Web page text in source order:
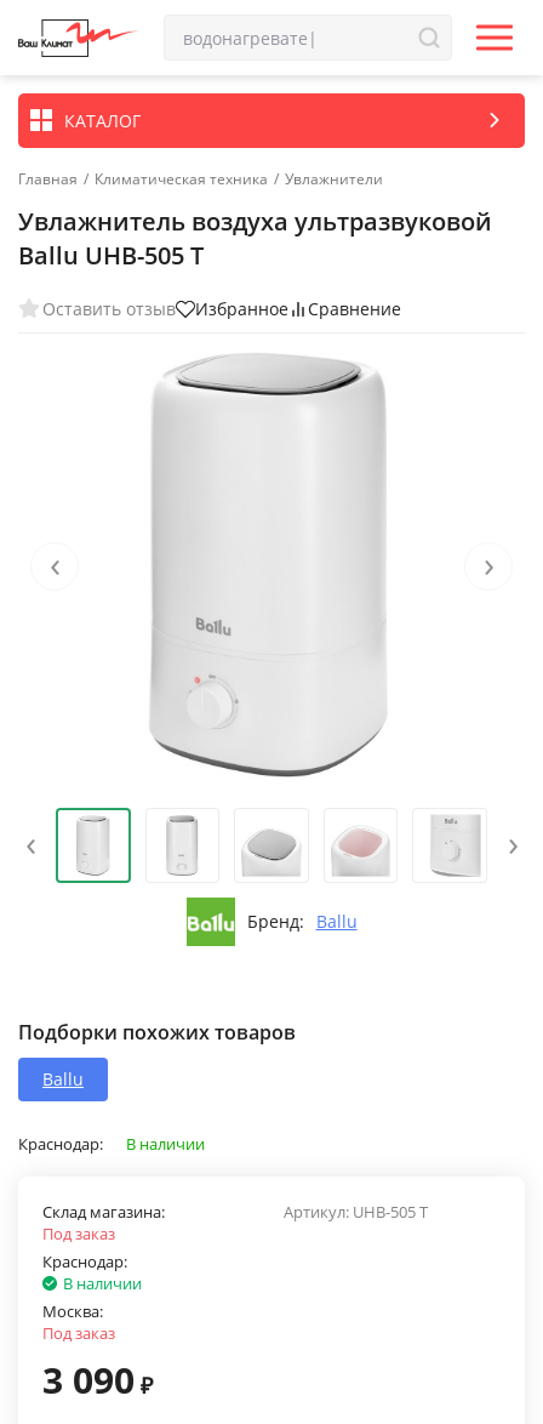
КАТАЛОГ
Главная / Климатическая техника / Увлажнители
Увлажнитель воздуха ультразвуковой
Ballu UHB-505 T
Оставить отзыв Избранное Сравнение
‹ ›
‹ ›
Бренд: Ballu
Подборки похожих товаров
Ballu
Краснодар: В наличии
Артикул: UHB-505 T
Склад магазина:
Под заказ
Краснодар:
В наличии
Москва:
Под заказ
3 090 ₽